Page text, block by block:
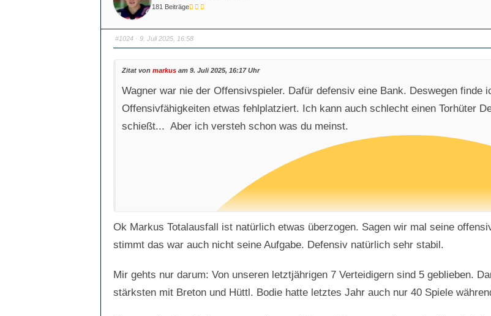
n
f
ü
D
a
u
m
n
h
n
t
n
.
f
D
a
u
m
n
h
b
e
.
181 Beiträge
#1024· 9. Juli 2025, 16:58
Zitat von markusam 9. Juli 2025, 16:17 Uhr
Wagner war nie der Offensivspieler. Dafür defensiv eine Bank. Deswegen finde
Offensivfähigkeiten etwas fehlplatziert. Ich kann auch schlecht einen Torhüter
schießt... Aber ich versteh schon was du meinst.
Ok Markus Totalausfall ist natürlich etwas überzogen. Sagen wir mal seine
stimmt das war auch nicht seine Aufgabe. Defensiv natürlich sehr stabil.
Mir gehts nur darum: Von unseren letztjährigen 7 Verteidigern sind 5 geblieben.
stärksten mit Breton und Hüttl. Bodie hatte letztes Jahr auch nur 40 Spiele